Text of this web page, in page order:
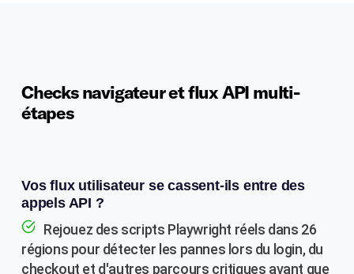
Checks navigateur et flux API multi-
étapes
Vos flux utilisateur se cassent-ils entre des
appels API ?
Rejouez des scripts Playwright réels dans 26
régions pour détecter les pannes lors du login, du
checkout et d'autres parcours critiques avant que